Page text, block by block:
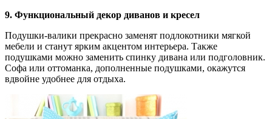
9. Функциональный декор диванов и кресел
Подушки-валики прекрасно заменят подлокотники мягкой
мебели и станут ярким акцентом интерьера. Также
подушками можно заменить спинку дивана или подголовник.
Софа или оттоманка, дополненные подушками, окажутся
вдвойне удобнее для отдыха.